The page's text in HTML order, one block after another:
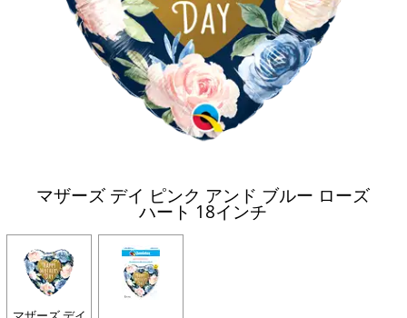
マザーズ デイ ピンク アンド ブルー ローズ
ハート 18インチ